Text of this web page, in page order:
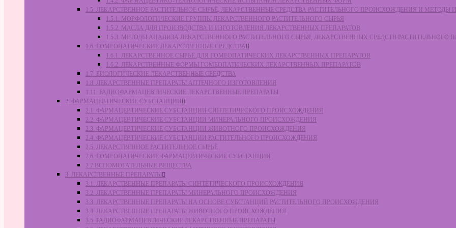
1.5. ЛЕКАРСТВЕННОЕ РАСТИТЕЛЬНОЕ СЫРЬЁ, ЛЕКАРСТВЕННЫЕ СРЕДСТВА РАСТИТЕЛЬНОГО ПРОИСХОЖДЕНИЯ И МЕТОДЫ
1.5.1. МОРФОЛОГИЧЕСКИЕ ГРУППЫ ЛЕКАРСТВЕННОГО РАСТИТЕЛЬНОГО СЫРЬЯ
1.5.2. МАСЛА ДЛЯ ПРОИЗВОДСТВА И ИЗГОТОВЛЕНИЯ ЛЕКАРСТВЕННЫХ ПРЕПАРАТОВ
1.5.3. МЕТОДЫ АНАЛИЗА ЛЕКАРСТВЕННОГО РАСТИТЕЛЬНОГО СЫРЬЯ, ЛЕКАРСТВЕННЫХ СРЕДСТВ РАСТИТЕЛЬНОГО
1.6. ГОМЕОПАТИЧЕСКИЕ ЛЕКАРСТВЕННЫЕ СРЕДСТВА
1.6.1. ЛЕКАРСТВЕННОЕ СЫРЬЁ ДЛЯ ГОМЕОПАТИЧЕСКИХ ЛЕКАРСТВЕННЫХ ПРЕПАРАТОВ
1.6.2. ЛЕКАРСТВЕННЫЕ ФОРМЫ ГОМЕОПАТИЧЕСКИХ ЛЕКАРСТВЕННЫХ ПРЕПАРАТОВ
1.7. БИОЛОГИЧЕСКИЕ ЛЕКАРСТВЕННЫЕ СРЕДСТВА
1.8. ЛЕКАРСТВЕННЫЕ ПРЕПАРАТЫ АПТЕЧНОГО ИЗГОТОВЛЕНИЯ
1.11. РАДИОФАРМАЦЕВТИЧЕСКИЕ ЛЕКАРСТВЕННЫЕ ПРЕПАРАТЫ
2. ФАРМАЦЕВТИЧЕСКИЕ СУБСТАНЦИИ
2.1. ФАРМАЦЕВТИЧЕСКИЕ СУБСТАНЦИИ СИНТЕТИЧЕСКОГО ПРОИСХОЖДЕНИЯ
2.2. ФАРМАЦЕВТИЧЕСКИЕ СУБСТАНЦИИ МИНЕРАЛЬНОГО ПРОИСХОЖДЕНИЯ
2.3. ФАРМАЦЕВТИЧЕСКИЕ СУБСТАНЦИИ ЖИВОТНОГО ПРОИСХОЖДЕНИЯ
2.4. ФАРМАЦЕВТИЧЕСКИЕ СУБСТАНЦИИ РАСТИТЕЛЬНОГО ПРОИСХОЖДЕНИЯ
2.5. ЛЕКАРСТВЕННОЕ РАСТИТЕЛЬНОЕ СЫРЬЁ
2.6. ГОМЕОПАТИЧЕСКИЕ ФАРМАЦЕВТИЧЕСКИЕ СУБСТАНЦИИ
2.7 ВСПОМОГАТЕЛЬНЫЕ ВЕЩЕСТВА
3. ЛЕКАРСТВЕННЫЕ ПРЕПАРАТЫ
3.1. ЛЕКАРСТВЕННЫЕ ПРЕПАРАТЫ СИНТЕТИЧЕСКОГО ПРОИСХОЖДЕНИЯ
3.2. ЛЕКАРСТВЕННЫЕ ПРЕПАРАТЫ МИНЕРАЛЬНОГО ПРОИСХОЖДЕНИЯ
3.3. ЛЕКАРСТВЕННЫЕ ПРЕПАРАТЫ НА ОСНОВЕ СУБСТАНЦИЙ РАСТИТЕЛЬНОГО ПРОИСХОЖДЕНИЯ
3.4. ЛЕКАРСТВЕННЫЕ ПРЕПАРАТЫ ЖИВОТНОГО ПРОИСХОЖДЕНИЯ
3.5. РАДИОФАРМАЦЕВТИЧЕСКИЕ ЛЕКАРСТВЕННЫЕ ПРЕПАРАТЫ